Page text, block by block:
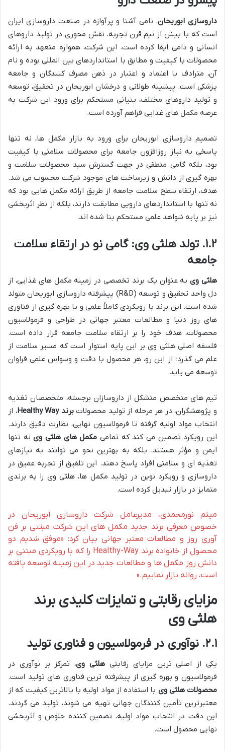
داروسازی ابوریحان، نامی آشنا و پرآوازه در صنعت داروسازی ایران
است که با بیش از نیم قرن تجربه، نقش محوری در تولید داروهای
انسانی و دامی ایفا کرده است. این شرکت، همواره متعهد به ارائه
محصولات با کیفیت و مطابق با استانداردهای بین المللی بوده و نام
آن، مترادف با اعتماد و اعتبار در ذهن مصرف کنندگان و جامعه
پزشکی است. پیشینه طولانی و درخشان ابوریحان در تحقیق، توسعه
و تولید داروهای مختلف، بنیانی مستحکم برای ورود این شرکت به
عرصه مکمل های غذایی فراهم آورده است.
تصمیم داروسازی ابوریحان برای ورود به بازار مکمل ها، نه تنها
پاسخی به نیاز روزافزون جامعه برای محصولات سلامتی با کیفیت
بود، بلکه گامی منطقی در جهت گسترش سبد محصولات سلامت و
بهره گیری از دانش و زیرساخت های موجود شرکت محسوب می شد.
هدف، ارتقاء سطح سلامت جامعه از طریق ارائه مکمل هایی بود که
نه تنها با استانداردهای دارویی مطابقت دارند، بلکه از نظر اثربخشی
نیز بر پایه شواهد علمی مستحکم بنا شده اند.
۱.۲. تولد هلثی وی: گامی نو در ارتقاء سلامت
جامعه
هلثی ویبه عنوان یک برند تخصصی در زمینه مکمل های غذایی، از
دل واحد تحقیق و توسعه (R&D) پیشرفته داروسازی ابوریحان متولد
شده است. این برند با رویکردی کاملاً علمی و با بهره گیری از فناوری
های روز دنیا و مطالعات معتبر جهانی در طراحی و فرمولاسیون
محصولات، هدف خود را بر ارتقاء سلامت جامعه قرار داده است.
فلسفه اصلی هلثی وی بر این پایه استوار است که مسیر سلامت از
علم می گذرد؛ از این رو، هر محصول با دقت و وسواس علمی فراوان
توسعه می یابد.
تیم های متخصص متشکل از داروسازان برجسته، متخصصان تغذیه
و پژوهشگران، در هر مرحله از تولید محصولاتبرند Healthy Way
، از
انتخاب مواد اولیه گرفته تا فرمولاسیون نهایی، نظارت دقیق دارند.
این رویکرد تضمین می کند که تمامی مکمل های هلثی وینه تنها
ایمن و مؤثر هستند، بلکه به بهترین نحو می توانند به نیازهای
تغذیه ای و سلامتی افراد پاسخ دهند. این تلفیق از تجربه عمیق در
داروسازی و رویکرد نوین در تولید مکمل ها، هلثی وی را به برندی
متمایز در بازار تبدیل کرده است.
میثم نورمحمدی، مدیرعامل شرکت داروسازی ابوریحان در
خصوص معرفی برند جدید مکمل های این شرکت مبتنی بر فن
آوری روز و مطالعات معتبر جهانی بیان کرد: «موفق شدیم دو
محصول از خانواده برند Healthy-Way را که با رویکردی مبتنی بر
دانش روز مکمل ها و مطالعات جدید در این زمینه توسعه یافته
است، روانه بازار نماییم.»
مزایای رقابتی و تمایزات کلیدی برند
هلثی وی
۲.۱. نوآوری در فرمولاسیون و فناوری تولید
یکی از اصلی ترین مزایای رقابتی هلثی وی، تمرکز بر نوآوری در
فرمولاسیون و بهره گیری از پیشرفته ترین فناوری های تولید است.
محصولات هلثی وی با استفاده از مواد اولیه با بالاترین کیفیت که از
معتبرترین تأمین کنندگان جهانی تهیه می شوند، تولید می گردند.
این دقت در انتخاب مواد اولیه، تضمین کننده خلوص و اثربخشی
نهایی محصول است.